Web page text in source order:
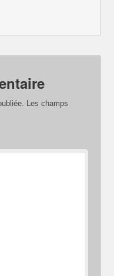
Les champs